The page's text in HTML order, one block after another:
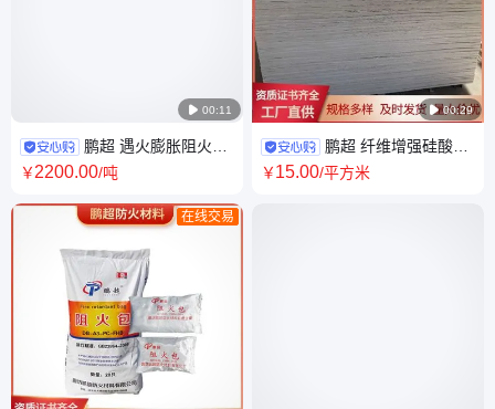
 00:11
鹏超 遇火膨胀阻火模
块 阻燃隔热蛭石砖 可按需定制
￥2200.00/吨
在线交易
 00:29
鹏超 纤维增强硅酸钙
防火板 耐水耐潮湿 韧性好强度
￥15.00/平方米